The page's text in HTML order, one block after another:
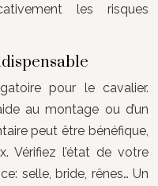
les risques
pour le cavalier.
au montage ou d’un
peut être bénéfique,
Vérifiez l’état de votre
selle, bride, rênes… Un